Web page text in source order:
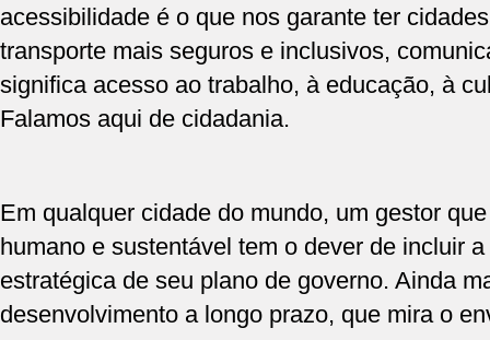
acessibilidade é o que nos garante ter
transporte mais seguros e inclusivos,
significa acesso ao trabalho, à educação, à
Falamos aqui de cidadania.
Em qualquer cidade do mundo, um gestor
humano e sustentável tem o dever de incluir
estratégica de seu plano de governo. Ainda
desenvolvimento a longo prazo, que mira o